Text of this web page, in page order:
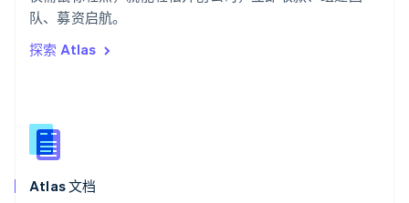
队、募资启航。
探索 Atlas
Atlas 文档
希腊
English
西班牙
新西兰
English
匈牙利
English